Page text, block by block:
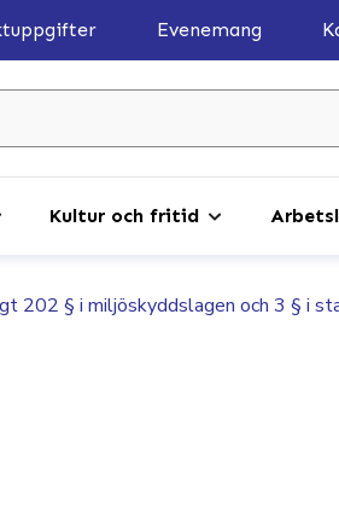
Evenemang
Kultur och fritid
202 § i miljöskyddslagen och 3 § i